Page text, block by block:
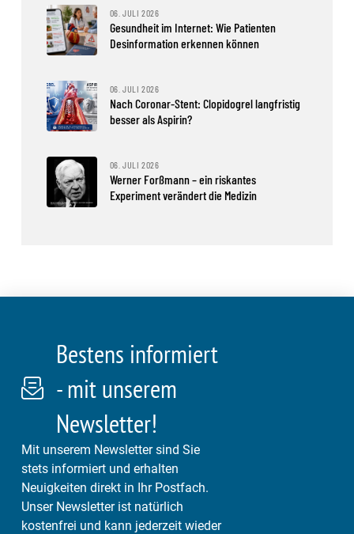
06. JULI 2026
Gesundheit im Internet: Wie Patienten
Desinformation erkennen können
06. JULI 2026
Nach Coronar-Stent: Clopidogrel langfristig
besser als Aspirin?
06. JULI 2026
Werner Forßmann – ein riskantes
Experiment verändert die Medizin
Bestens informiert
- mit unserem
Newsletter!
Mit unserem Newsletter sind Sie
stets informiert und erhalten
Neuigkeiten direkt in Ihr Postfach.
Unser Newsletter ist natürlich
kostenfrei und kann jederzeit wieder